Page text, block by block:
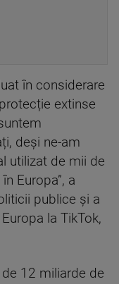
în considerare
extinse
deși ne-am
utilizat de mii de
Europa”, a
publice și a
la TikTok,
12 miliarde de